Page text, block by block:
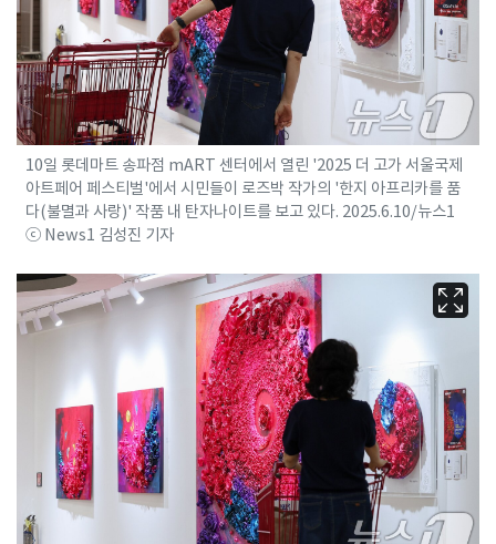
10일 롯데마트 송파점 mART 센터에서 열린 '2025 더 고가 서울국제
아트페어 페스티벌'에서 시민들이 로즈박 작가의 '한지 아프리카를 품
다(불멸과 사랑)' 작품 내 탄자나이트를 보고 있다. 2025.6.10/뉴스1
ⓒ News1 김성진 기자